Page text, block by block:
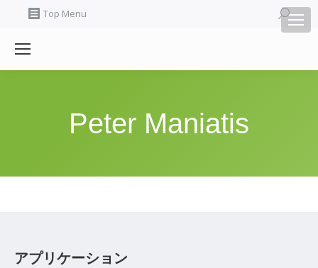
Top Menu Search:
Peter Maniatis
アプリケーション